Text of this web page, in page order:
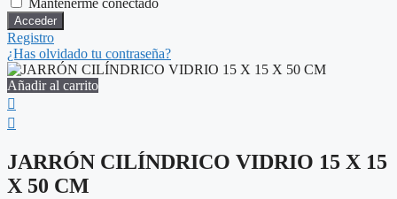
Mantenerme conectado
Registro
¿Has olvidado tu contraseña?
Añadir al carrito
JARRÓN CILÍNDRICO VIDRIO 15 X 15
X 50 CM